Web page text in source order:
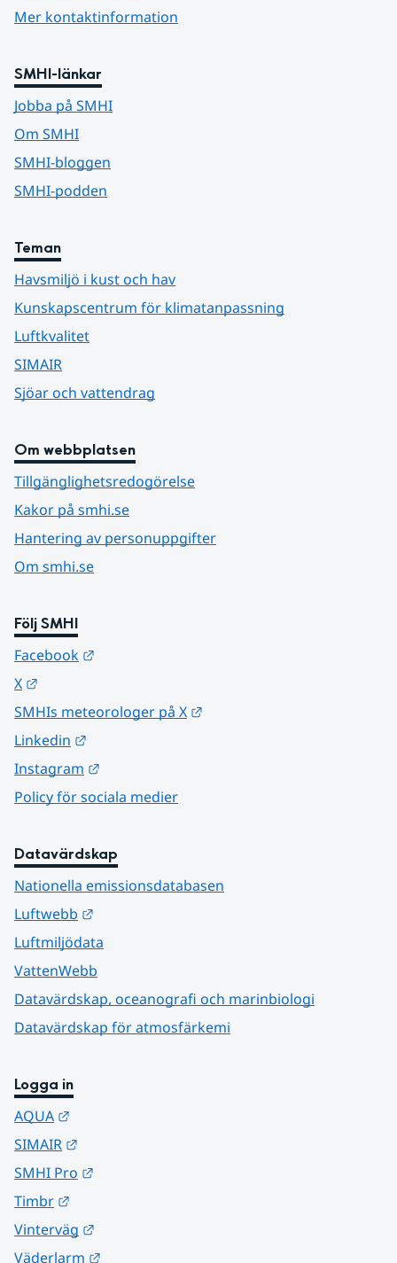
Mer kontaktinformation
SMHI-länkar
Jobba på SMHI
Om SMHI
SMHI-bloggen
SMHI-podden
Teman
Havsmiljö i kust och hav
Kunskapscentrum för klimatanpassning
Luftkvalitet
SIMAIR
Sjöar och vattendrag
Om webbplatsen
Tillgänglighetsredogörelse
Kakor på smhi.se
Hantering av personuppgifter
Om smhi.se
Följ SMHI
Facebook
X
SMHIs meteorologer på X
Linkedin
Instagram
Policy för sociala medier
Datavärdskap
Nationella emissionsdatabasen
Luftwebb
Luftmiljödata
VattenWebb
Datavärdskap, oceanografi och marinbiologi
Datavärdskap för atmosfärkemi
Logga in
AQUA
SIMAIR
SMHI Pro
Timbr
Vinterväg
Väderlarm